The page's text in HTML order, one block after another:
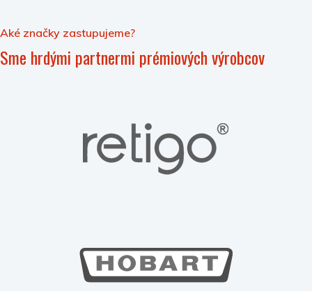
Aké značky zastupujeme?
Sme hrdými partnermi prémiových výrobcov